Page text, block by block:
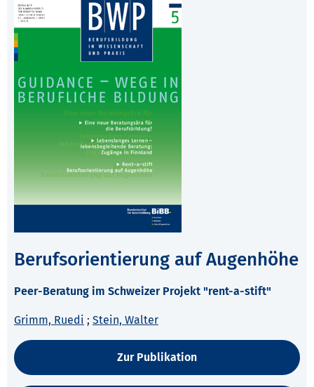
Berufsorientierung auf Augenhöhe
Peer-Beratung im Schweizer Projekt "rent-a-stift"
Grimm, Ruedi ; Stein, Walter
Zur Publikation